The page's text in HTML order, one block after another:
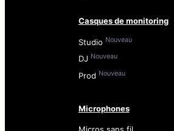
Casques de monitoring
Studio Nouveau
DJ Nouveau
Prod Nouveau
Microphones